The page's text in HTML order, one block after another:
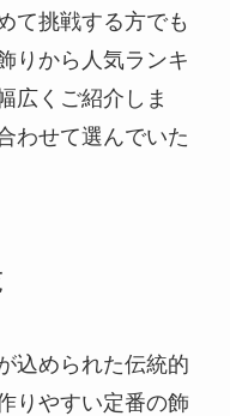
て挑戦する方でも
りから人気ランキ
広くご紹介しま
わせて選んでいた
込められた伝統的
りやすい定番の飾